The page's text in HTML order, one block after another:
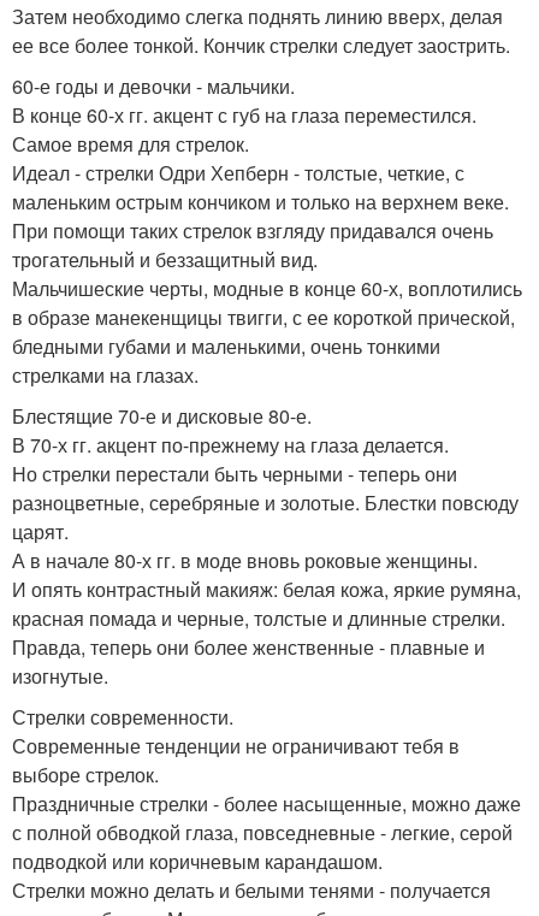
Затем необходимо слегка поднять линию вверх, делая
ее все более тонкой. Кончик стрелки следует заострить.
60-е годы и девочки - мальчики.
В конце 60-х гг. акцент с губ на глаза переместился.
Самое время для стрелок.
Идеал - стрелки Одри Хепберн - толстые, четкие, с
маленьким острым кончиком и только на верхнем веке.
При помощи таких стрелок взгляду придавался очень
трогательный и беззащитный вид.
Мальчишеские черты, модные в конце 60-х, воплотились
в образе манекенщицы твигги, с ее короткой прической,
бледными губами и маленькими, очень тонкими
стрелками на глазах.
Блестящие 70-е и дисковые 80-е.
В 70-х гг. акцент по-прежнему на глаза делается.
Но стрелки перестали быть черными - теперь они
разноцветные, серебряные и золотые. Блестки повсюду
царят.
А в начале 80-х гг. в моде вновь роковые женщины.
И опять контрастный макияж: белая кожа, яркие румяна,
красная помада и черные, толстые и длинные стрелки.
Правда, теперь они более женственные - плавные и
изогнутые.
Стрелки современности.
Современные тенденции не ограничивают тебя в
выборе стрелок.
Праздничные стрелки - более насыщенные, можно даже
с полной обводкой глаза, повседневные - легкие, серой
подводкой или коричневым карандашом.
Стрелки можно делать и белыми тенями - получается